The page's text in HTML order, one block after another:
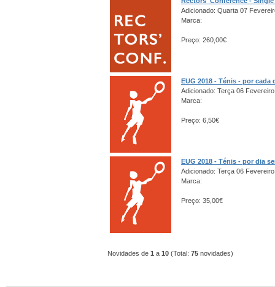
Adicionado: Quarta 07
Marca:
Preço: 260,00€
EUG 2018 - Ténis - por
Adicionado: Terça 06
Marca:
Preço: 6,50€
EUG 2018 - Ténis - por dia
Adicionado: Terça 06
Marca:
Preço: 35,00€
Novidades de 1 a 10 (Total: 75 novidades)